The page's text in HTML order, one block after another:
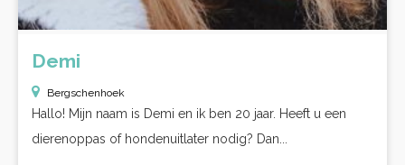
Demi
Bergschenhoek
Hallo! Mijn naam is Demi en ik ben 20 jaar. Heeft u een
dierenoppas of hondenuitlater nodig? Dan...